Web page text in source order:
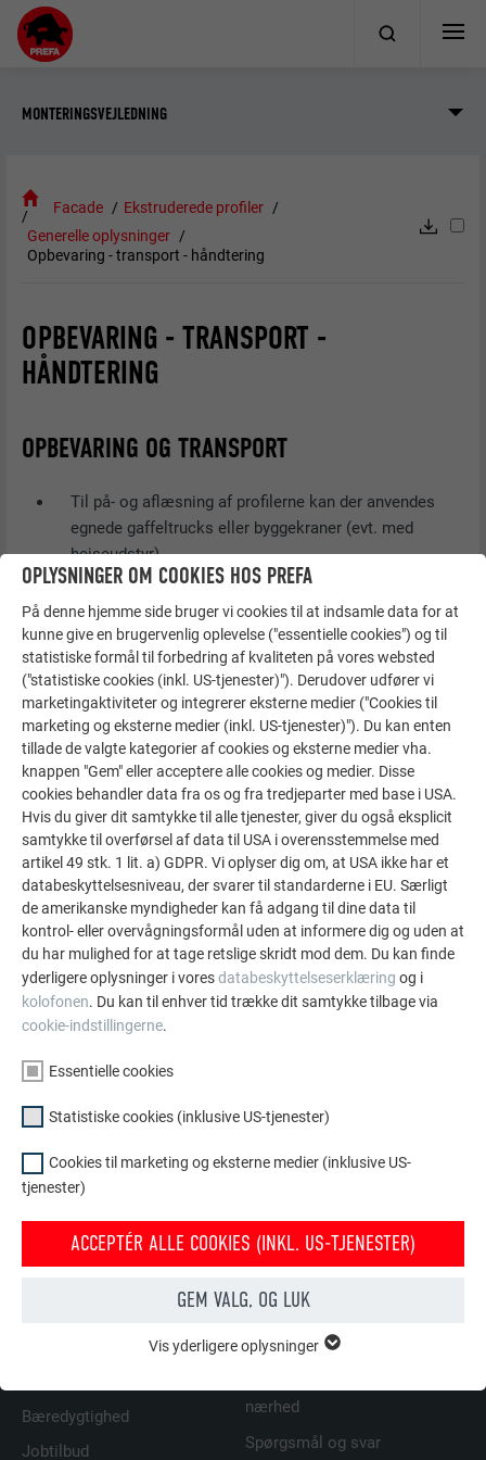
MONTERINGSVEJLEDNING
Facade
Ekstruderede profiler
Generelle oplysninger
Opbevaring - transport - håndtering
OPBEVARING - TRANSPORT -
HÅNDTERING
OPBEVARING OG TRANSPORT
Til på- og aflæsning af profilerne kan der anvendes
egnede gaffeltrucks eller byggekraner (evt. med
hejseudstyr).
Emballagen til profilerne skal beskyttes mod
mekanisk beskadigelse samt skadelige påvirkninger
fra vejr og fugt.
Ekstruderede profiler skal opbevares tørt.
Sørg for, at profilerne kun må opbevares udendørs
under tildækning, og at der skal være tilstrækkelig
ventilation.
Der undgås deformering ved at understøtte profilerne
flere steder langs hele længden (f. eks. med
trælægter), så de ligger lige.
Profilerne må ikke belastes med tunge genstande, og
paller må ikke stables oven på hinanden.
HÅNDTERING
Straks efter leveringen: Efterse, om pallen eller
emballagen har synlige beskadigelser.
Ved udpakning: Kontroller, om de ekstruderede profiler
Udpakning og pakning af profilerne skal ske på et rent
Beskadigelser undgås ved at løfte profilerne og ikke
TILBAGE NÆSTE
FAMILIEFORETAGENDE | PREFA
Bæredygtighed
Jobtilbud
VI HJÆLPER DIG
nærhed
Spørgsmål og svar
OPLYSNINGER OM COOKIES HOS PREFA
På denne hjemme side bruger vi cookies til at indsamle data for at
kunne give en brugervenlig oplevelse ("essentielle cookies") og til
statistiske formål til forbedring af kvaliteten på vores websted
("statistiske cookies (inkl. US-tjenester)"). Derudover udfører vi
marketingaktiviteter og integrerer eksterne medier ("Cookies til
marketing og eksterne medier (inkl. US-tjenester)"). Du kan enten
tillade de valgte kategorier af cookies og eksterne medier vha.
knappen "Gem" eller acceptere alle cookies og medier. Disse
cookies behandler data fra os og fra tredjeparter med base i USA.
Hvis du giver dit samtykke til alle tjenester, giver du også eksplicit
samtykke til overførsel af data til USA i overensstemmelse med
artikel 49 stk. 1 lit. a) GDPR. Vi oplyser dig om, at USA ikke har et
databeskyttelsesniveau, der svarer til standarderne i EU. Særligt
de amerikanske myndigheder kan få adgang til dine data til
kontrol- eller overvågningsformål uden at informere dig og uden at
du har mulighed for at tage retslige skridt mod dem. Du kan finde
yderligere oplysninger i voresdatabeskyttelseserklæring og i
kolofonen. Du kan til enhver tid trække dit samtykke tilbage via
cookie-indstillingerne.
Essentielle cookies
Statistiske cookies (inklusive US-tjenester)
Cookies til marketing og eksterne medier (inklusive US-
tjenester)
ACCEPTÉR ALLE COOKIES (INKL. US-TJENESTER)
GEM VALG, OG LUK
ESSENTIELLE COOKIES
grundlæggende funktioner. Dette sikrer, at webstedet fungerer
korrekt.
Vis yderligere oplysninger